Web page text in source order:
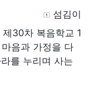
등록자
섬김이
30차 복음학교 1
음과 가정을 다
를 누리며 사는